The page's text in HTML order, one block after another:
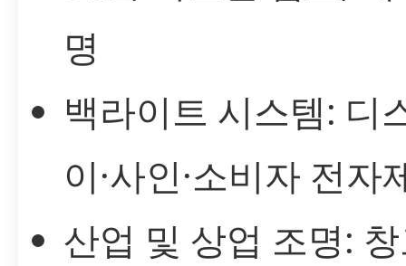
명
백라이트 시스템: 디
이·사인·소비자 전자
산업 및 상업 조명: